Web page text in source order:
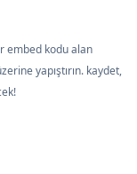
embed kodu alan
yapıştırın. kaydet,